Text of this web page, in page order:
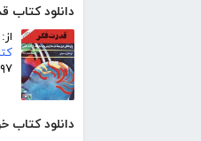
دانلود
۹۷ صفحه
دانلود